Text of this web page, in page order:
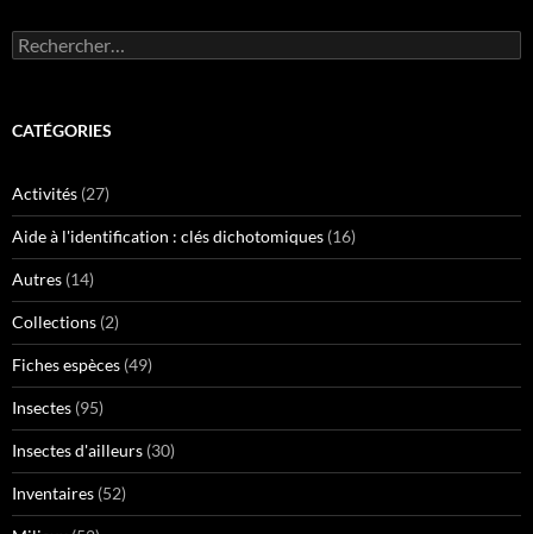
Rechercher :
CATÉGORIES
Activités (27)
Aide à l'identification : clés dichotomiques (16)
Autres (14)
Collections (2)
Fiches espèces (49)
Insectes (95)
Insectes d'ailleurs (30)
Inventaires (52)